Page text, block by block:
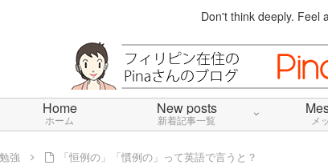
Don't think deeply. Feel
Home
ホーム
New posts
新着記事一覧 メ
強 「恒例の」「慣例の」って英語で言うと？